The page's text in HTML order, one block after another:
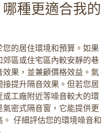
種更適合我的
的居住環境和預算。如果
區或住宅區內較安靜的巷
果，並兼顧價格效益。氣
提升隔音效果。但若您居
工廠附近等噪音較大的環
密式隔音窗，它能提供更
仔細評估您的環境噪音和